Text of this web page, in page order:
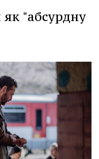
"абсурдну